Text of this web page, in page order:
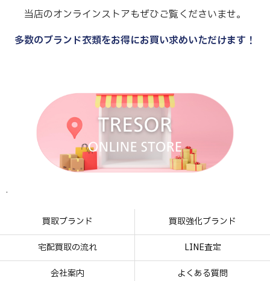
当店のオンラインストアもぜひご覧くださいませ。
多数のブランド衣類をお得にお買い求めいただけます！
.
買取ブランド 買取強化ブランド
宅配買取の流れ LINE査定
会社案内 よくある質問